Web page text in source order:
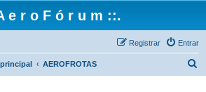
e r o F ó r u m ::.
Entrar
Registrar
AEROFROTAS